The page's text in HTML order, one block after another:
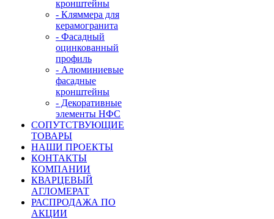
кронштейны
- Кляммера для
керамогранита
- Фасадный
оцинкованный
профиль
- Алюминиевые
фасадные
кронштейны
- Декоративные
элементы НФС
СОПУТСТВУЮЩИЕ
ТОВАРЫ
НАШИ ПРОЕКТЫ
КОНТАКТЫ
КОМПАНИИ
КВАРЦЕВЫЙ
АГЛОМЕРАТ
РАСПРОДАЖА ПО
АКЦИИ